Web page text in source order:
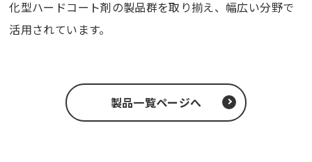
化型ハードコート剤の製品群を取り揃え、幅広い分野で
活用されています。
製品一覧ページへ